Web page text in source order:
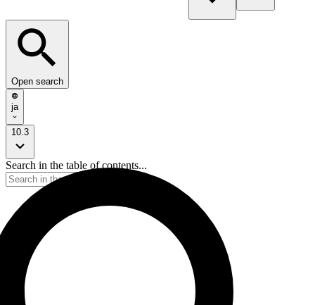
Open search
ja
10.3
Search in the table of contents...